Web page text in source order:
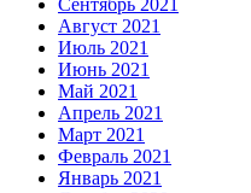
Сентябрь 2021
Август 2021
Июль 2021
Июнь 2021
Май 2021
Апрель 2021
Март 2021
Февраль 2021
Январь 2021